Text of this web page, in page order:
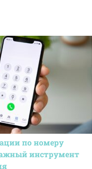
по номеру
инструмент